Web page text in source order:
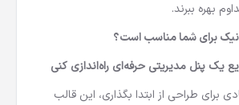
بهره ببرند.
یک پنل مدیریتی حرفه‌ای راه‌اندازی کنی
برای طراحی از ابتدا بگذاری، این قالب